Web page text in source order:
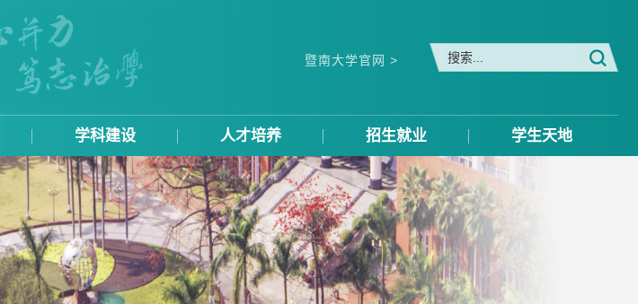
暨南大学官网 >
学科建设 人才培养 招生就业 学生天地